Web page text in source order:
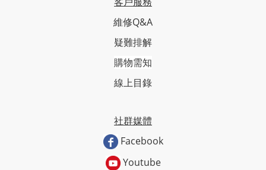
維修Q&A
疑難排解
購物需知
線上目錄
社群媒體
Facebook
Youtube